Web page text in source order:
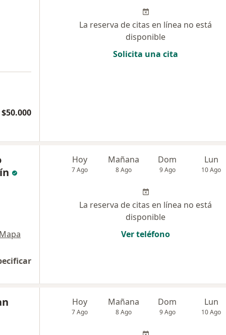
La reserva de citas en línea no está
disponible
Solicita una cita
Hoy
7 Ago
Mañana
8 Ago
Dom
9 Ago
Lun
10 Ago
La reserva de citas en línea no está
disponible
Ver teléfono
Hoy
7 Ago
Mañana
8 Ago
Dom
9 Ago
Lun
10 Ago